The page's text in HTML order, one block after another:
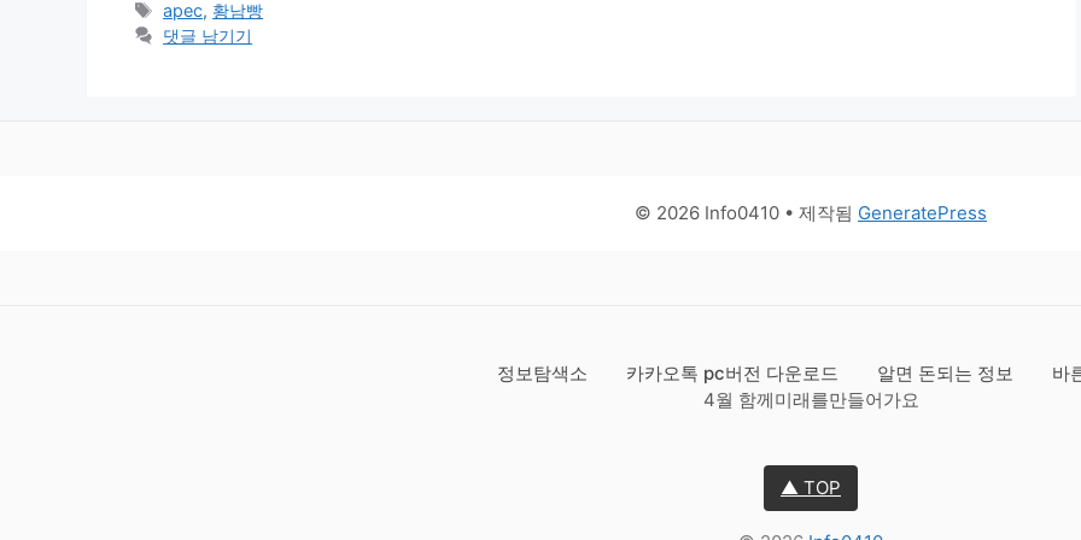
테
고
태
그
apec, 황남빵
댓글 남기기
© 2026 Info0410 • 제작됨 GeneratePress
정보탐색소 카카오톡 pc버전 다운로드 알면 돈되는 정보
바
4월 함께미래를만들어가요
▲ TOP